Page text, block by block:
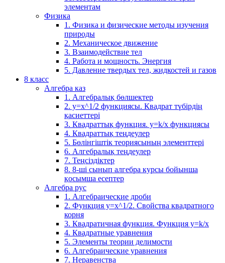
элементам
Физика
1. Физика и физические методы изучения
природы
2. Механическое движение
3. Взаимодействие тел
4. Работа и мощность. Энергия
5. Давление твердых тел, жидкостей и газов
8 класс
Алгебра каз
1. Алгебралық бөлшектер
2. у=х^1/2 функциясы. Квадрат түбірдің
қасиеттері
3. Квадраттық функция. у=k/x функциясы
4. Квадраттық теңдеулер
5. Бөлінгіштік теориясының элементтері
6. Алгебралық теңдеулер
7. Теңсіздіктер
8. 8-ші сынып алгебра курсы бойынша
қосымша есептер
Алгебра рус
1. Алгебраические дроби
2. Функция y=x^1/2. Свойства квадратного
корня
3. Квадратичная функция. Функция у=k/x
4. Квадратные уравнения
5. Элементы теории делимости
6. Алгебраические уравнения
7. Неравенства